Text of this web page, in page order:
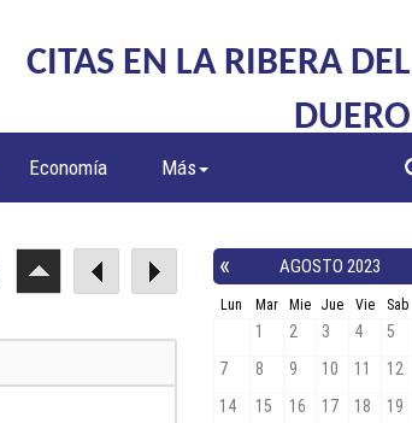
CITAS EN LA RIBERA DEL
DUERO
Economía Más